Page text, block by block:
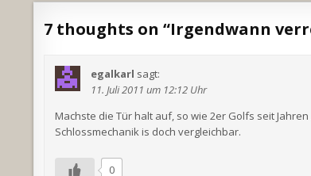
7 thoughts on “Irgendwann
egalkarl sagt:
11. Juli 2011 um 12:12 Uhr
Machste die Tür halt auf, so wie 2er Golfs seit
Schlossmechanik is doch vergleichbar.
0